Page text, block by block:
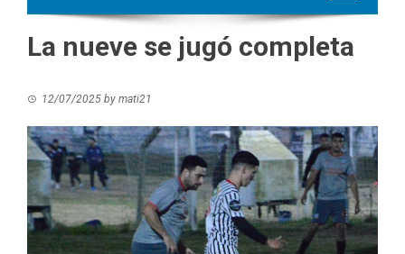
La nueve se jugó completa
12/07/2025 by mati21